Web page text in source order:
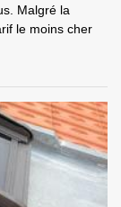
Malgré la
le moins cher